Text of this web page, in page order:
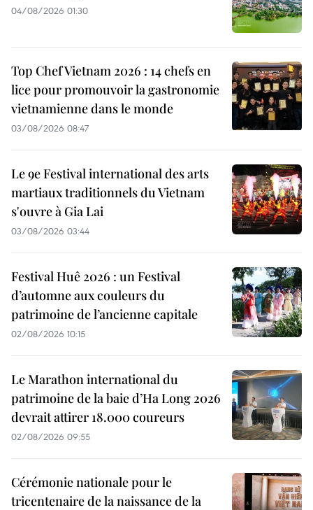
04/08/2026 01:30
Top Chef Vietnam 2026 : 14 chefs en
lice pour promouvoir la gastronomie
vietnamienne dans le monde
03/08/2026 08:47
Le 9e Festival international des arts
martiaux traditionnels du Vietnam
s'ouvre à Gia Lai
03/08/2026 03:44
Festival Huê 2026 : un Festival
d’automne aux couleurs du
patrimoine de l’ancienne capitale
02/08/2026 10:15
Le Marathon international du
patrimoine de la baie d’Ha Long 2026
devrait attirer 18.000 coureurs
02/08/2026 09:55
Cérémonie nationale pour le
tricentenaire de la naissance de la